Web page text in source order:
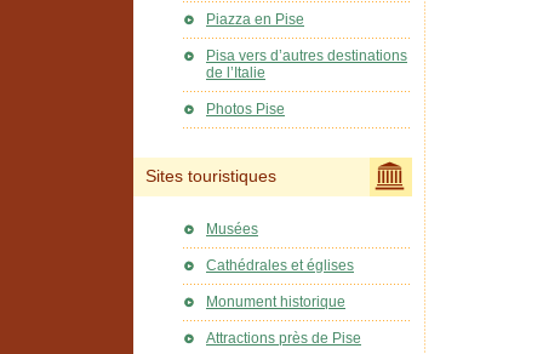
Piazza en Pise
Pisa vers d’autres destinations
de l’Italie
Photos Pise
Sites touristiques
Musées
Cathédrales et églises
Monument historique
Attractions près de Pise